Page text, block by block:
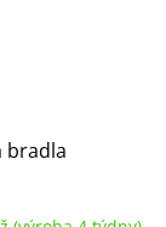
bradla